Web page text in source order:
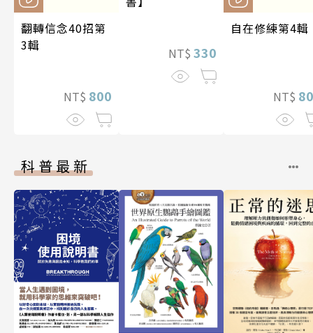
翻轉信念40招第
3輯
NT$ 800
NT$ 330
自在修練第4輯
NT$
科普最新